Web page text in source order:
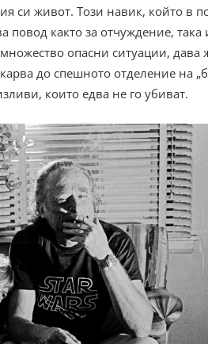
си живот. Този навик, който в
повод както за отчуждение, така
опасни ситуации, дава
до спешното отделение на
които едва не го убиват.